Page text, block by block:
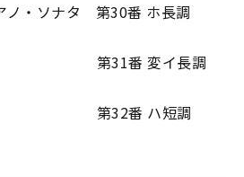
ノ・ソナタ 第30番 ホ長調
変イ長調
ハ短調